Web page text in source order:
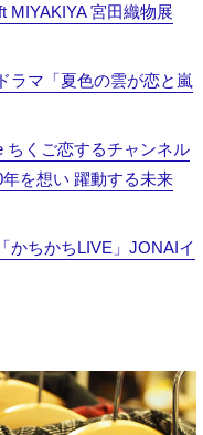
MIYAKIYA 宮田織物展
ラマ「夏色の雲が恋と嵐
ちくご恋するチャンネル
を想い 躍動する未来
かちかちLIVE」JONAIイ